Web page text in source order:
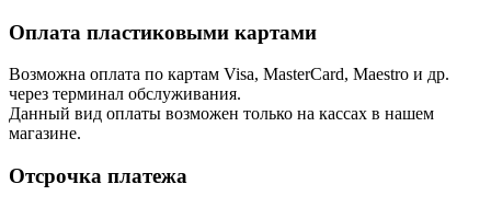
Оплата пластиковыми картами
Возможна оплата по картам Visa, MasterCard, Maestro и др.
через терминал обслуживания.
Данный вид оплаты возможен только на кассах в нашем
магазине.
Отсрочка платежа